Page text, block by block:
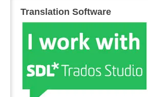
Translation Software